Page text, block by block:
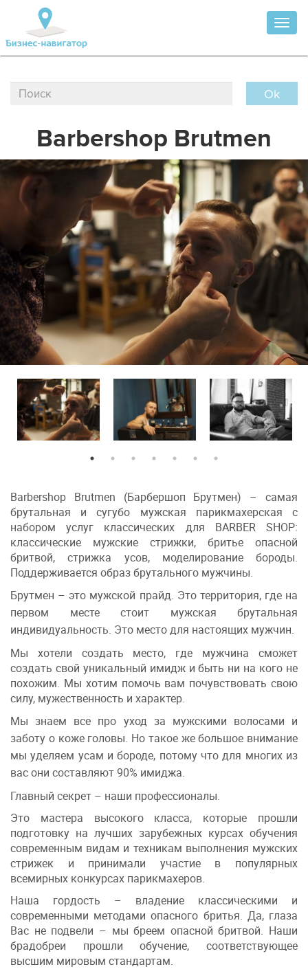
Ok
Barbershop Brutmen
Barbershop Brutmen (Барбершоп Брутмен) – самая
брутальная и сугубо мужская парикмахерская с
набором услуг классических для BARBER SHOP:
классические мужские стрижки, бритье опасной
бритвой, стрижка усов, моделирование бороды.
Поддерживается образ брутального мужчины.
Брутмен – это мужской прайд. Это территория, где на
первом месте стоит мужская брутальная
индивидуальность. Это место для настоящих мужчин.
Мы хотели создать место, где мужчина сможет
создать свой уникальный имидж и быть ни на кого не
похожим. Мы хотим помочь вам почувствовать свою
силу, мужественность и характер.
Мы знаем все про уход за мужскими волосами и
заботу о коже головы. Но такое же большое внимание
мы уделяем усам и бороде, потому что для многих из
вас они составляют 90% имиджа.
Главный секрет – наши профессионалы.
Это мастера высокого класса, которые прошли
подготовку на лучших зарубежных курсах обучения
современным видам и техникам выполнения мужских
стрижек и принимали участие в популярных
всемирных конкурсах парикмахеров.
Наша гордость – владение классическими и
современными методами опасного бритья. Да, глаза
Вас не подвели – мы бреем опасной бритвой. Наши
брадобреи прошли обучение, соответствующее
высшим мировым стандартам.